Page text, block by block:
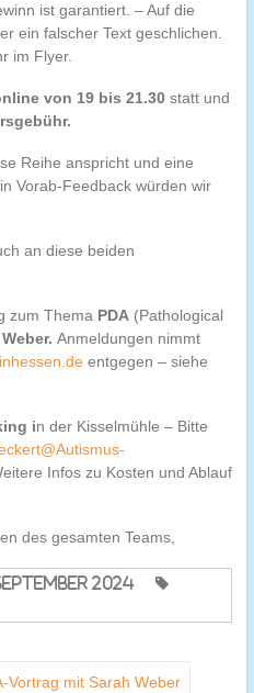
ist garantiert. – Auf die
ein falscher Text geschlichen.
im Flyer.
von 19 bis 21.30 statt und
Reihe anspricht und eine
Vorab-Feedback würden wir
an diese beiden
zum Thema PDA (Pathological
Anmeldungen nimmt
entgegen – siehe
in der Kisselmühle – Bitte
Infos zu Kosten und Ablauf
des gesamten Teams,
2024
Vortrag mit Sarah Weber